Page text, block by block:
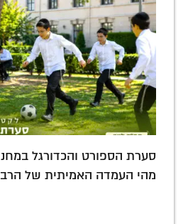
סערת הספורט והכדורגל
מהי העמדה האמיתית של